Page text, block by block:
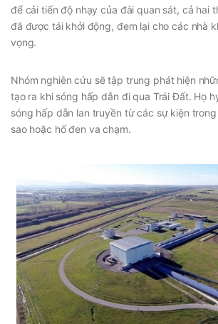
để cải tiến độ nhạy của đài quan sát, cả hai
đã được tái khởi động, đem lại cho các nhà
vọng.
Nhóm nghiên cứu sẽ tập trung phát hiện
tạo ra khi sóng hấp dẫn đi qua Trái Đất. Họ
sóng hấp dẫn lan truyền từ các sự kiện
sao hoặc hố đen va chạm.